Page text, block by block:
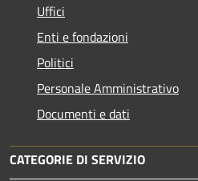
Uffici
Enti e fondazioni
Politici
Personale Amministrativo
Documenti e dati
CATEGORIE DI SERVIZIO